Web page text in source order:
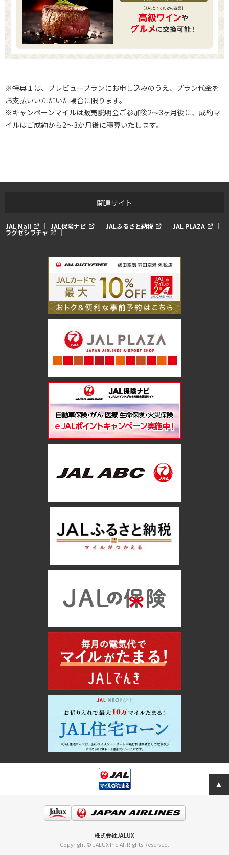
16.ご予約中のお部屋のさらなるアップグレードを希望の場合に
は追加料金が発生します。詳細については、アナンタラ・バケー
ション・クラブの予約センター（フリーダイヤル: 0120-98-301
6）にお問い合わせいただくか、メール（preview.avcbk@anant
araclub.com）でお問い合わせください。
金が発生します（１泊あたりの最もフレキシバルな料金）。
18.すべての料金は予約時にクレジットカードで全額支払う必要
があります。
19.アナンタラ・バケーション・クラブは、合理的な裁量によ
ト、マーケティング、または資料との間に矛盾がある場合、こち
無料で含まれております。
23.２ベッドルームタイプのご予約には、4名様分の毎日の朝食が
無料で含まれております。
24.無料のプーケット国際空港⇔リゾート間送迎サービスが含ま
れています。
※本特典の履行に関しての責任は、アナンタラ・バケーション・
クラブが負うものとします。
※キャンペーンマイルは販売説明会ご参加後2～3ヶ月後に、成約
マイルはご成約から2～3か月後に積算いたします。
※特典１は、プレビュープランにお申し込みのうえ、プラン代金を
お支払いいただいた場合に限ります。
※キャンペーンマイルは販売説明会ご参加後2～3ヶ月後に、成約マ
イルはご成約から2～3か月後に積算いたします。
関連サイト
JAL Mall JAL保険ナビ JALふるさと納税 JAL PLAZA
ラグゼシラチャ
株式会社JALUX
Copyright © JALUX Inc.All Rights Reserved.